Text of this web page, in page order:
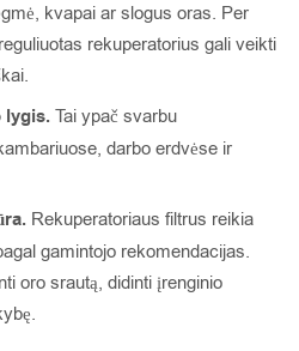
kvapai ar slogus oras. Per
rekuperatorius gali veikti
lygis.Tai ypač svarbu
darbo erdvėse ir
Rekuperatoriaus filtrus reikia
gamintojo rekomendacijas.
oro srautą, didinti įrenginio